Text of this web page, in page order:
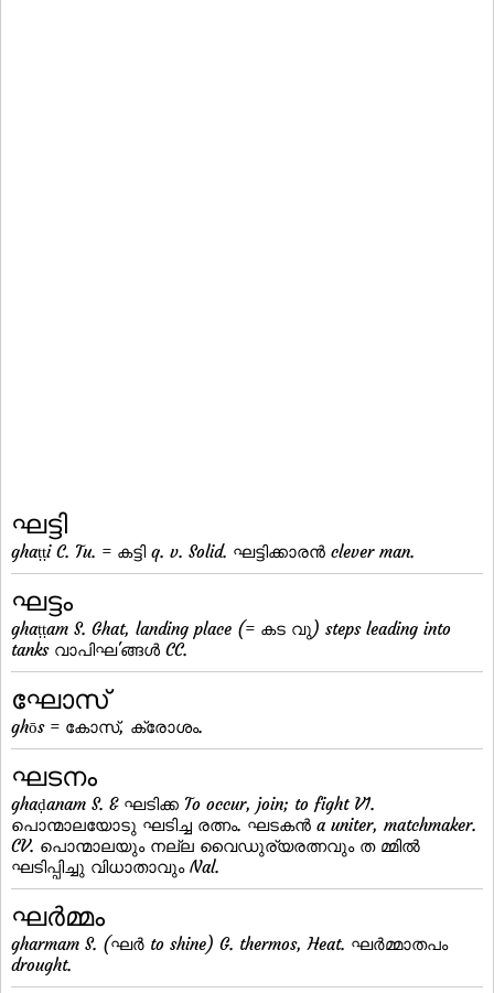
ഘട്ടി
ghaṭṭi C. Tu. = കട്ടി q. v. Solid. ഘട്ടിക്കാരന്‍ clever man.
ഘട്ടം
ghaṭṭam S. Ghat, landing place (= കട വു) steps leading into
tanks വാപിഘ'ങ്ങള്‍ CC.
ഘോസ്
ghōs = കോസ്, ക്രോശം.
ഘടനം
ghaḍanam S. & ഘടിക്ക To occur, join; to fight V1.
പൊന്മാലയോടു ഘടിച്ച രത്നം. ഘടകന്‍ a uniter, matchmaker.
CV. പൊന്മാലയും നല്ല വൈഡുര്യരത്നവും ത മ്മില്‍
ഘടിപ്പിച്ചു വിധാതാവും Nal.
ഘര്‍മ്മം
gharmam S. (ഘര്‍ to shine) G. thermos, Heat. ഘര്‍മ്മാതപം
drought.